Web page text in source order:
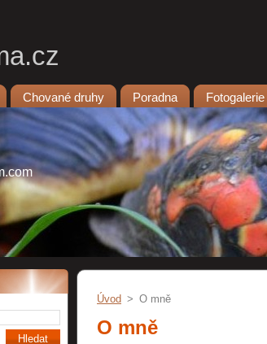
Chované druhy Poradna Fotogalerie
Úvod > O mně
O mně